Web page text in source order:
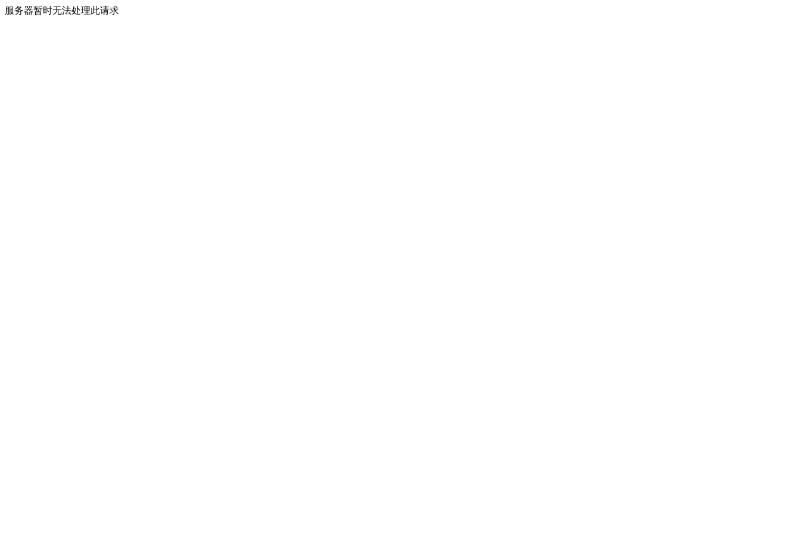
服务器暂时无法处理此请求